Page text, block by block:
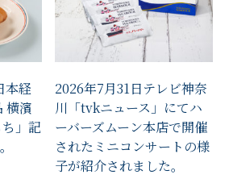
本経
横濱
」記
2026年7月31日テレビ神奈
川「tvkニュース」にてハ
ーバーズムーン本店で開催
されたミニコンサートの様
子が紹介されました。